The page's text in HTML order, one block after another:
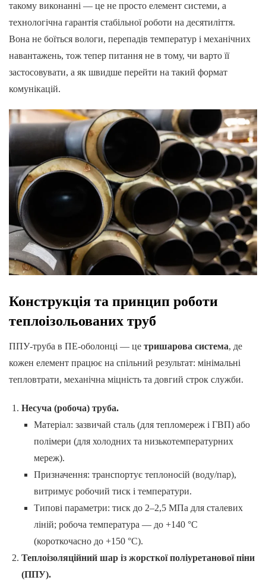
такому виконанні — це не просто елемент системи, а
технологічна гарантія стабільної роботи на десятиліття.
Вона не боїться вологи, перепадів температур і механічних
навантажень, тож тепер питання не в тому, чи варто її
застосовувати, а як швидше перейти на такий формат
комунікацій.
Конструкція та принцип роботи
теплоізольованих труб
ППУ-труба в ПЕ-оболонці — це тришарова система, де
кожен елемент працює на спільний результат: мінімальні
тепловтрати, механічна міцність та довгий строк служби.
Несуча (робоча) труба.
Матеріал: зазвичай сталь (для тепломереж і ГВП) або
полімери (для холодних та низькотемпературних
мереж).
Призначення: транспортує теплоносій (воду/пар),
витримує робочий тиск і температури.
Типові параметри: тиск до 2–2,5 МПа для сталевих
ліній; робоча температура — до +140 °C
(короткочасно до +150 °C).
Теплоізоляційний шар із жорсткої поліуретанової піни
(ППУ).